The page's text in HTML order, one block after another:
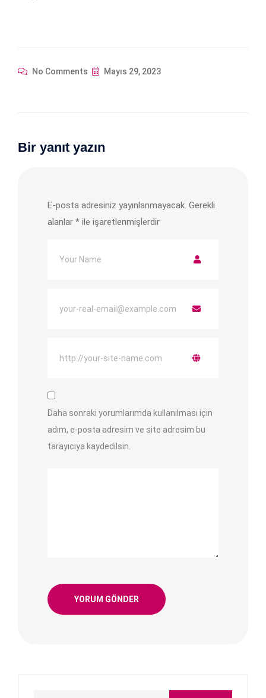
No Comments Mayıs 29, 2023
Bir yanıt yazın
E-posta adresiniz yayınlanmayacak. Gerekli
alanlar * ile işaretlenmişlerdir
Daha sonraki yorumlarımda kullanılması için
adım, e-posta adresim ve site adresim bu
tarayıcıya kaydedilsin.